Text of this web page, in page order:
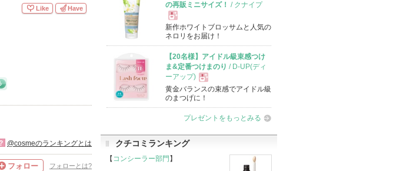
Like Have
@cosmeのランキングとは
フォロー フォローとは?
の再販ミニサイズ！
/ クナイプ
現
品
新作ホワイトブロッサムと人気の
ネロリをお届け！
【20名様】アイドル級束感つけ
ま&定番つけまのり / D-UP(ディ
ーアップ)
現
品
黄金バランスの束感でアイドル級
のまつげに！
プレゼントをもっとみる
クチコミランキング
【コンシーラー部門】